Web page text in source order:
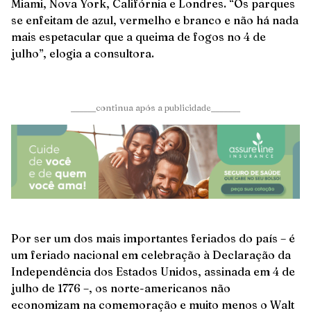
Miami, Nova York, Califórnia e Londres. “Os parques
se enfeitam de azul, vermelho e branco e não há nada
mais espetacular que a queima de fogos no 4 de
julho”, elogia a consultora.
______continua após a publicidade_______
Por ser um dos mais importantes feriados do país – é
um feriado nacional em celebração à Declaração da
Independência dos Estados Unidos, assinada em 4 de
julho de 1776 –, os norte-americanos não
economizam na comemoração e muito menos o Walt